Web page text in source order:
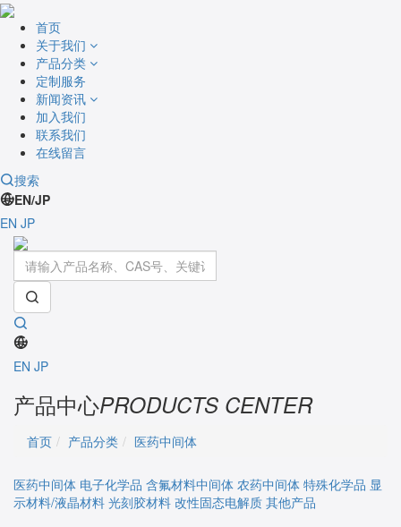
首页
关于我们
产品分类
定制服务
新闻资讯
加入我们
联系我们
在线留言
搜索
EN/JP
EN JP
EN JP
产品中心PRODUCTS CENTER
首页 产品分类 医药中间体
医药中间体 电子化学品 含氟材料中间体 农药中间体 特殊化学品 显
示材料/液晶材料 光刻胶材料 改性固态电解质 其他产品